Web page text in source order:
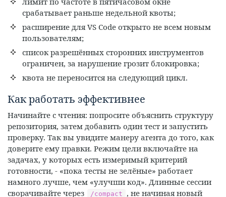
срабатывает раньше недельной квоты;
расширение для VS Code открыто не всем новым
пользователям;
список разрешённых сторонних инструментов
ограничен, за нарушение грозит блокировка;
квота не переносится на следующий цикл.
Как работать эффективнее
Начинайте с чтения: попросите объяснить структуру
репозитория, затем добавить один тест и запустить
проверку. Так вы увидите манеру агента до того, как
доверите ему правки. Режим цели включайте на
задачах, у которых есть измеримый критерий
готовности, - «пока тесты не зелёные» работает
намного лучше, чем «улучши код». Длинные сессии
сворачивайте через
/compact , не начиная новый